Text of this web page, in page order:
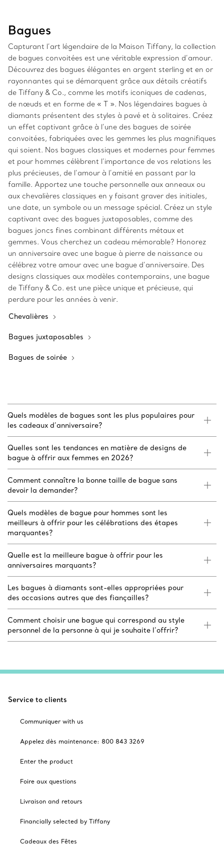
Bagues
Capturant l’art légendaire de la Maison Tiffany, la collection
de bagues convoitées est une véritable expression d’amour.
Découvrez des bagues élégantes en argent sterling et en or
rayonnantes qui se démarquent grâce aux détails créatifs
de Tiffany & Co., comme les motifs iconiques de cadenas,
de nœuds et en forme de « T ». Nos légendaires bagues à
diamants présentent des styles à pavé et à solitaires. Créez
un effet captivant grâce à l’une des bagues de soirée
convoitées, fabriquées avec les gemmes les plus magnifiques
qui soient. Nos bagues classiques et modernes pour femmes
et pour hommes célèbrent l’importance de vos relations les
plus précieuses, de l’amour à l’amitié en passant par la
famille. Apportez une touche personnelle aux anneaux ou
aux chevalières classiques en y faisant graver des initiales,
une date, un symbole ou un message spécial. Créez un style
captivant avec des bagues juxtaposables, comme des
bagues joncs fines combinant différents métaux et
gemmes. Vous cherchez un cadeau mémorable? Honorez
un anniversaire avec une bague à pierre de naissance ou
célébrez votre amour avec une bague d’anniversaire. Des
designs classiques aux modèles contemporains, une bague
de Tiffany & Co. est une pièce unique et précieuse, qui
perdure pour les années à venir.
Chevalières
Bagues juxtaposables
Bagues de soirée
Quels modèles de bagues sont les plus populaires pour
les cadeaux d’anniversaire?
Quelles sont les tendances en matière de designs de
bague à offrir aux femmes en 2026?
Comment connaître la bonne taille de bague sans
devoir la demander?
Quels modèles de bague pour hommes sont les
meilleurs à offrir pour les célébrations des étapes
marquantes?
Quelle est la meilleure bague à offrir pour les
anniversaires marquants?
Les bagues à diamants sont-elles appropriées pour
des occasions autres que des fiançailles?
Comment choisir une bague qui correspond au style
personnel de la personne à qui je souhaite l’offrir?
Service to clients
Communiquer with us
Appelez dès maintenance: 800 843 3269
Enter the product
Foire aux questions
Livraison and retours
Financially selected by Tiffany
Cadeaux des Fêtes